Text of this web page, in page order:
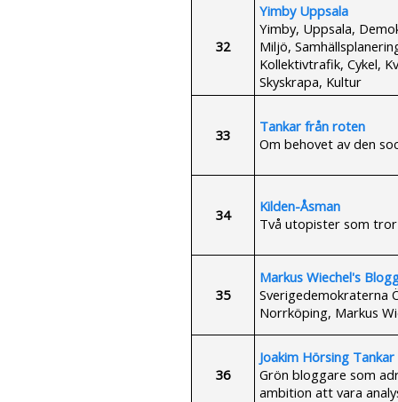
32
Yimby Uppsala
Yimby, Uppsala,
Miljö,
Kollektivtrafik, Cykel,
Skyskrapa, Kultur
33
Tankar från roten
Om behovet av den
34
Kilden-Åsman
Två utopister som
35
Markus Wiechel's
Sverigedemokraterna
Norrköping, Markus
36
Joakim Hörsing
Grön bloggare som
ambition att vara